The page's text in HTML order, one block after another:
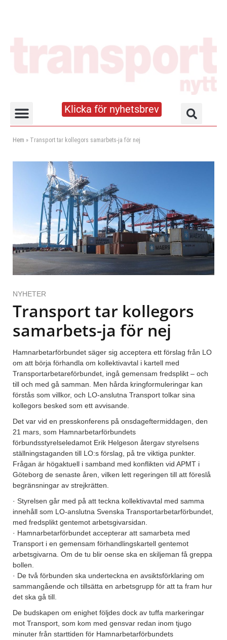
Klicka för nyhetsbrev
Hem » Transport tar kollegors samarbets-ja för nej
NYHETER
Transport tar kollegors
samarbets-ja för nej
Hamnarbetarförbundet säger sig acceptera ett förslag från LO
om att börja förhandla om kollektivavtal i kartell med
Transportarbetareförbundet, ingå gemensam fredsplikt – och
till och med gå samman. Men hårda kringformuleringar kan
förstås som villkor, och LO-anslutna Transport tolkar sina
kollegors besked som ett avvisande.
Det var vid en presskonferens på onsdageftermiddagen, den
21 mars, som Hamnarbetarförbundets
förbundsstyrelseledamot Erik Helgeson återgav styrelsens
ställningstaganden till LO:s förslag, på tre viktiga punkter.
Frågan är högaktuell i samband med konflikten vid APMT i
Göteborg de senaste åren, vilken lett regeringen till att föreslå
begränsningar av strejkrätten.
· Styrelsen går med på att teckna kollektivavtal med samma
innehåll som LO-anslutna Svenska Transportarbetarförbundet,
med fredsplikt gentemot arbetsgivarsidan.
· Hamnarbetarförbundet accepterar att samarbeta med
Transport i en gemensam förhandlingskartell gentemot
arbetsgivarna. Om de tu blir oense ska en skiljeman få greppa
bollen.
· De två förbunden ska underteckna en avsiktsförklaring om
sammangående och tillsätta en arbetsgrupp för att ta fram hur
det ska gå till.
De budskapen om enighet följdes dock av tuffa markeringar
mot Transport, som kom med gensvar redan inom tjugo
minuter från starttiden för Hamnarbetarförbundets